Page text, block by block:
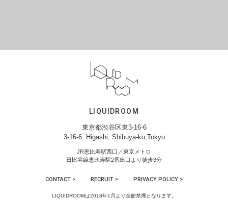
LIQUIDROOM
東京都渋谷区東3-16-6
3-16-6, Higashi, Shibuya-ku,Tokyo
JR恵比寿駅西口／東京メトロ
日比谷線恵比寿駅2番出口より徒歩3分
CONTACT > RECRUIT > PRIVACY POLICY >
LIQUIDROOMは2018年1月より全館禁煙となります。